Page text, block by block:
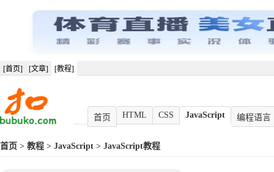
[首页] [文章] [教程]
首页 HTML CSS JavaScript 编程语言
首页 > 教程 > JavaScript > JavaScript教程